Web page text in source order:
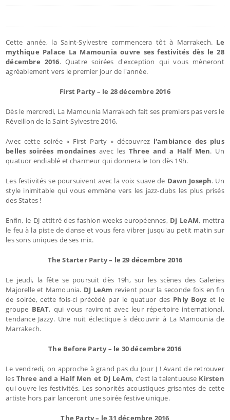
Cette année, la Saint-Sylvestre commencera tôt à Marrakech. Le
mythique Palace La Mamounia ouvre ses festivités dès le 28
décembre 2016. Quatre soirées d'exception qui vous mèneront
agréablement vers le premier jour de l'année.
First Party – le 28 décembre 2016
Dès le mercredi, La Mamounia Marrakech fait ses premiers pas vers le
Réveillon de la Saint-Sylvestre 2016.
Avec cette soirée « First Party » découvrez l'ambiance des plus
belles soirées mondaines avec les Three and a Half Men. Un
quatuor endiablé et charmeur qui donnera le ton dès 19h.
Les festivités se poursuivent avec la voix suave de Dawn Joseph. Un
style inimitable qui vous emmène vers les jazz-clubs les plus prisés
des States !
Enfin, le DJ attitré des fashion-weeks européennes,Dj LeAM, mettra
le feu à la piste de danse et vous fera vibrer jusqu'au petit matin sur
les sons uniques de ses mix.
The Starter Party – le 29 décembre 2016
Le jeudi, la fête se poursuit dès 19h, sur les scènes des Galeries
Majorelle et Mamounia. DJ LeAm revient pour la seconde fois en fin
de soirée, cette fois-ci précédé par le quatuor des Phly Boyz et le
groupe BEAT, qui vous raviront avec leur répertoire international,
tendance Jazzy. Une nuit éclectique à découvrir à La Mamounia de
Marrakech.
The Before Party – le 30 décembre 2016
Le vendredi, on approche à grand pas du Jour J ! Avant de retrouver
les Three and a Half Men et DJ LeAm, c'est la talentueuse Kirsten
qui ouvre les festivités. Les sonorités acoustiques grisantes de cette
artiste hors pair lanceront une soirée festive unique.
The Party – le 31 décembre 2016